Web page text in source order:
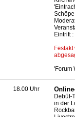
Eintritt
'Forum
18.00 Uhr
Debüt-
in der